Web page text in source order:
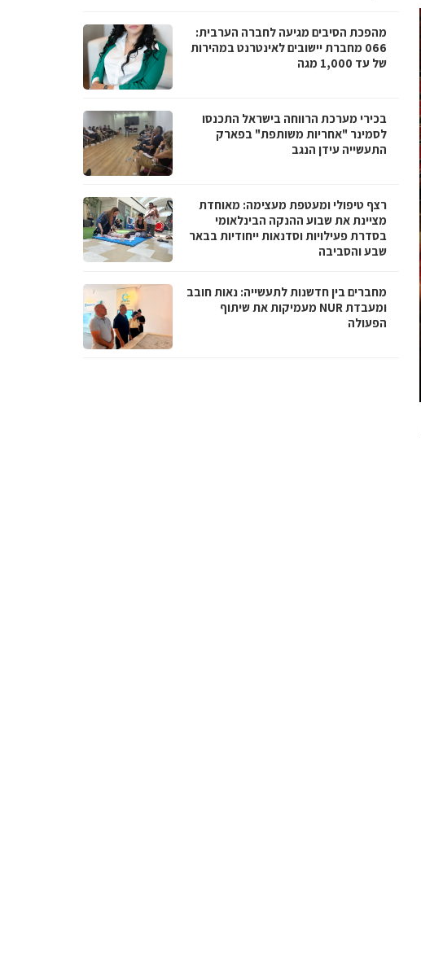
מהפכת הסיבים מגיעה לחברה הערבית:
066 מחברת יישובים לאינטרנט במהירות
של עד 1,000 מגה
בכירי מערכת הרווחה בישראל התכנסו
לסמינר "אחריות משותפת" בפארק
התעשייה עידן הנגב
רצף טיפולי ומעטפת מעצימה: מאוחדת
מציינת את שבוע ההנקה הבינלאומי
בסדרת פעילויות וסדנאות ייחודיות בבאר
שבע והסביבה
מחברים בין חדשנות לתעשייה: נאות חובב
ומעבדת NUR מעמיקות את שיתוף
הפעולה